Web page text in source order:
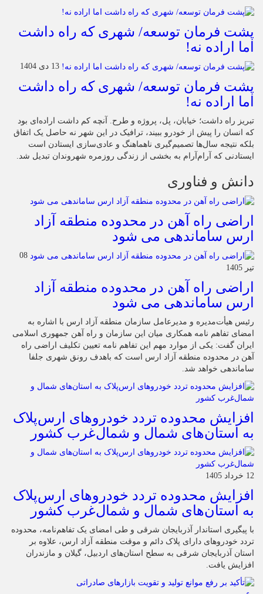
پشت فرمان توسعه/ شهری که راه داشت
اما اراده نه!
13 دی 1404
پشت فرمان توسعه/ شهری که راه داشت
اما اراده نه!
تبریز راه داشت؛ خیابان، پل، پروژه و طرح. آنچه کم داشت اراده‌ای بود
که انسان را پیش از خودرو ببیند، ترافیک در این شهر نه حاصل یک اتفاق
بلکه نتیجه سال‌ها تصمیم‌گیری ناهماهنگ و عادی‌سازی ایستادن است
ایستادنی که آرام‌آرام به بخشی از زندگی روزمره شهروندان تبدیل شد.
دانش و فناوری
اراضی راه آهن در محدوده منطقه آزاد
ارس ساماندهی می شود
08
تیر 1405
اراضی راه آهن در محدوده منطقه آزاد
ارس ساماندهی می شود
رئیس هیأت‌مدیره و مدیرعامل سازمان منطقه آزاد ارس با اشاره به
امضای تفاهم نامه همکاری میان این سازمان و راه آهن جمهوری اسلامی
ایران گفت: یکی از موارد مهم این تفاهم نامه تعیین تکلیف اراضی راه
آهن در محدوده منطقه آزاد ارس است که باهدف رونق شهری جلفا
ساماندهی خواهد شد.
افزایش محدوده تردد خودروهای ارس‌پلاک
به استان‌های شمال و شمال‌غرب کشور
12 خرداد 1405
افزایش محدوده تردد خودروهای ارس‌پلاک
به استان‌های شمال و شمال‌غرب کشور
با پیگیری استاندار آذربایجان شرقی و طی امضای یک تفاهم‌نامه، محدوده
تردد خودروهای دارای پلاک دائم و موقت منطقه آزاد ارس، علاوه بر
استان آذربایجان شرقی به سطح استان‌های اردبیل، گیلان و مازندران
افزایش یافت.